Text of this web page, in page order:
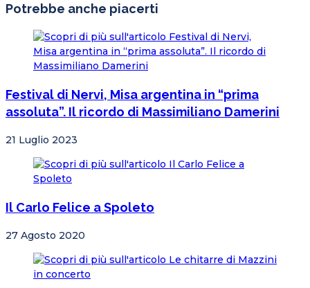
Potrebbe anche piacerti
Festival di Nervi, Misa argentina in “prima
assoluta”. Il ricordo di Massimiliano Damerini
21 Luglio 2023
Il Carlo Felice a Spoleto
27 Agosto 2020